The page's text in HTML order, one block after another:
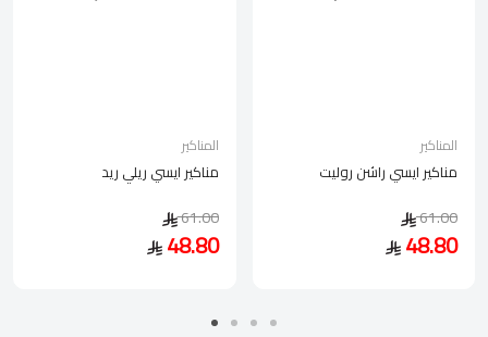
المناكير
مناكير ايسي ريلي ريد
61.00
48.80
المناكير
مناكير ايسي راشن روليت
61.00
48.80